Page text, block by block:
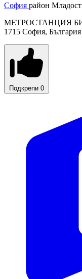
София район Младост
МЕТРОСТАНЦИЯ
1715 София, България
Подкрепи 0